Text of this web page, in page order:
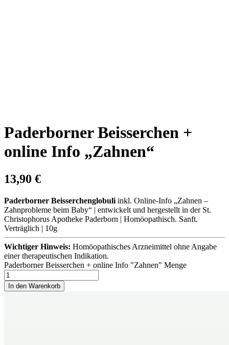
Paderborner Beisserchen +
online Info „Zahnen“
13,90 €
Paderborner Beisserchenglobuli inkl. Online-Info „Zahnen –
Zahnprobleme beim Baby“ | entwickelt und hergestellt in der St.
Christophorus Apotheke Paderborn | Homöopathisch. Sanft.
Verträglich | 10g
Wichtiger Hinweis: Homöopathisches Arzneimittel ohne Angabe
einer therapeutischen Indikation.
Paderborner Beisserchen + online Info "Zahnen" Menge
In den Warenkorb